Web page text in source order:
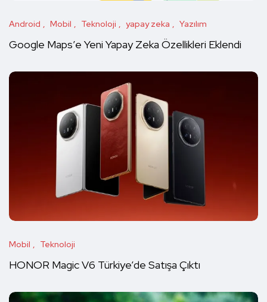
Android Mobil Teknoloji yapay zeka Yazılım
Google Maps’e Yeni Yapay Zeka Özellikleri Eklendi
Mobil Teknoloji
HONOR Magic V6 Türkiye’de Satışa Çıktı